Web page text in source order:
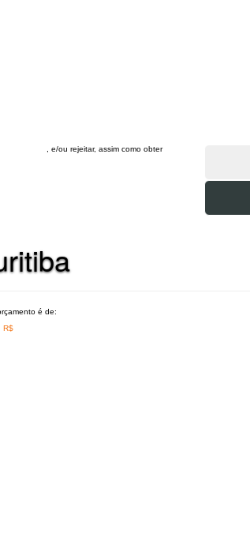
, e/ou rejeitar, assim como obter
é de: